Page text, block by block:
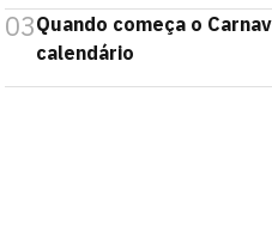
03Quando começa o
calendário